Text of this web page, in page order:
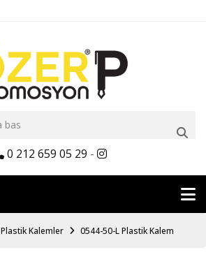
0 212 659 05 29 -
Plastik Kalemler 0544-50-L Plastik Kalem